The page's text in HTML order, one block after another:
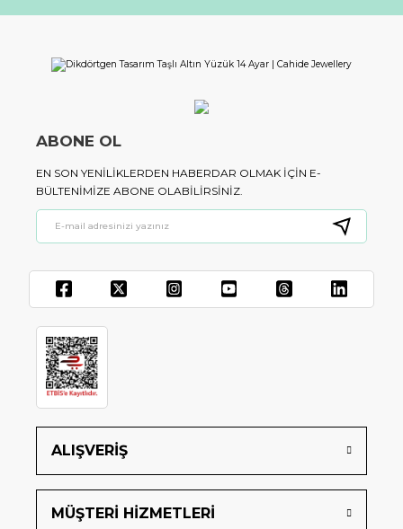
ALIŞVERİŞ
MÜŞTERİ HİZMETLERİ
ABONE OL
EN SON YENILIKLERDEN HABERDAR OLMAK IÇIN E-
BÜLTENIMIZE ABONE OLABILIRSINIZ.